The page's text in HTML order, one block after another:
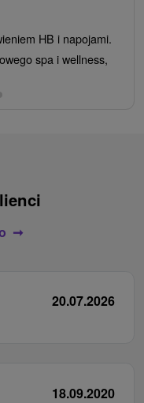
HB i napojami.
spa i wellness,
20.07.2026
18.09.2020